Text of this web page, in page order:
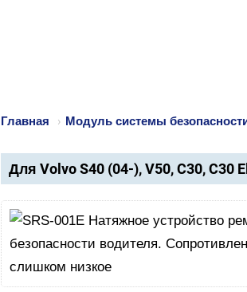
Главная › Модуль системы
Для Volvo S40 (04-), V50, C30, C30